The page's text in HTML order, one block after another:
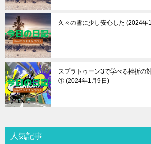
久々の雪に少し安心した 2024年
スプラトゥーン3で学べる挫折の
① 2024年1月9日
人気記事